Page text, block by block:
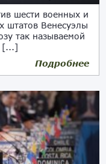
шести военных и
штатов Венесуэлы
так называемой
[...]
Подробнее